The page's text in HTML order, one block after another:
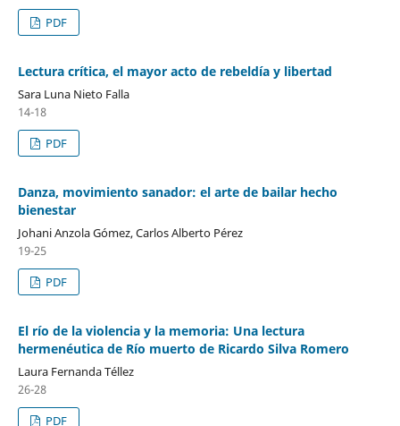
PDF
Lectura crítica, el mayor acto de rebeldía y libertad
Sara Luna Nieto Falla
14-18
PDF
Danza, movimiento sanador: el arte de bailar hecho
bienestar
Johani Anzola Gómez, Carlos Alberto Pérez
19-25
PDF
El río de la violencia y la memoria: Una lectura
hermenéutica de Río muerto de Ricardo Silva Romero
Laura Fernanda Téllez
26-28
PDF